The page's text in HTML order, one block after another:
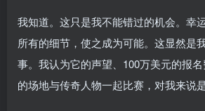
我知道。这只是我不能错过的机会。幸
所有的细节，使之成为可能。这显然是
事。我认为它的声望、100万美元的报
的场地与传奇人物一起比赛，对我来说